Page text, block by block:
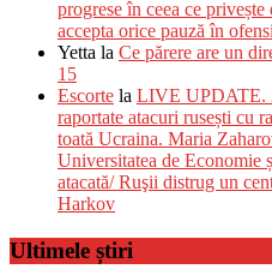
progrese în ceea ce
accepta orice pauză în
Yetta la Ce părere are un
15
Escorte la LIVE UPDATE.
raportate atacuri rusești cu
toată Ucraina. Maria
Universitatea de Economie
atacată/ Ruşii distrug un
Harkov
Ultimele știri